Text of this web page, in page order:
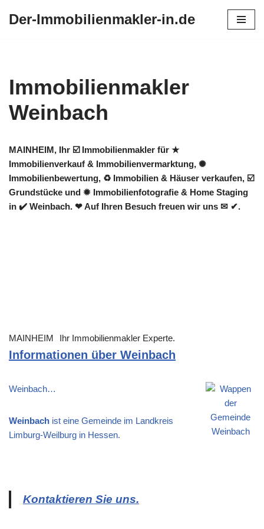
Der-Immobilienmakler-in.de
Immobilienmakler
Weinbach
MAINHEIM, Ihr ☑️ Immobilienmakler für ★
Immobilienverkauf & Immobilienvermarktung, ✺
Immobilienbewertung, ♻ Immobilien & Häuser verkaufen, ☑️
Grundstücke und ✹ Immobilienfotografie & Home Staging
in ✔️ Weinbach. ❤ Auf Ihren Besuch freuen wir uns ✉ ✔.
MAINHEIM Ihr Immobilienmakler Experte.
Informationen über Weinbach
Weinbach…
Weinbach ist eine Gemeinde im Landkreis
Limburg-Weilburg in Hessen.
Kontaktieren Sie uns.